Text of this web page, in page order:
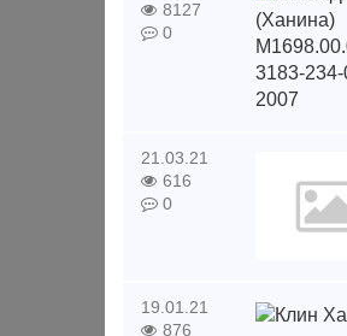
8127
0
21.03.21
616
0
19.01.21
876